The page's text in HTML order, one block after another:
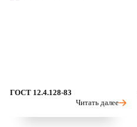
ГОСТ 12.4.128-83
Читать далее